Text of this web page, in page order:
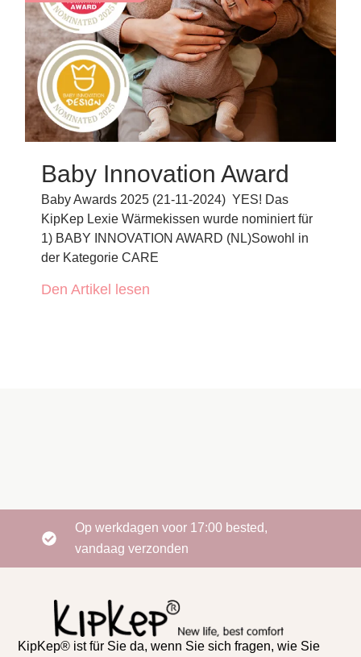
Baby Innovation Award
Baby Awards 2025 (21-11-2024) YES! Das
KipKep Lexie Wärmekissen wurde nominiert für
1) BABY INNOVATION AWARD (NL)Sowohl in
der Kategorie CARE
Den Artikel lesen
Op werkdagen voor 17:00 bested,
vandaag verzonden
KipKep® ist für Sie da, wenn Sie sich fragen, wie Sie